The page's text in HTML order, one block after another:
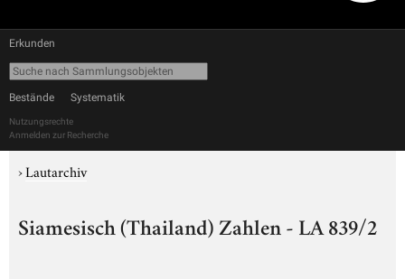
Erkunden
Bestände Systematik
Nutzungsrechte
Anmelden zur Recherche
›Lautarchiv
Siamesisch (Thailand) Zahlen - LA 839/2